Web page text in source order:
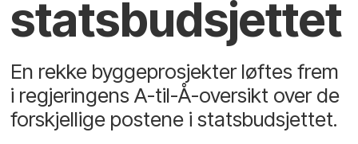
statsbudsjettet
En rekke byggeprosjekter løftes frem
i regjeringens A-til-Å-oversikt over de
forskjellige postene i statsbudsjettet.